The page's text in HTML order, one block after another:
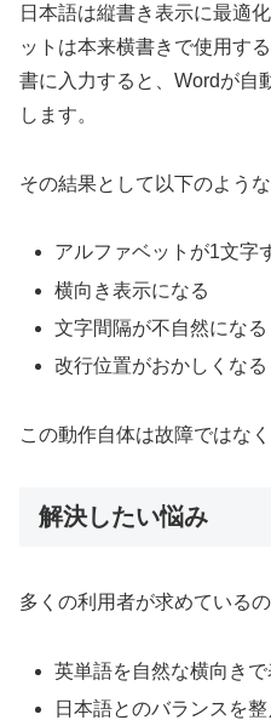
日本語は縦書き表示に最適
ットは本来横書きで使用す
書に入力すると、Wordが自
します。
その結果として以下のよう
アルファベットが1文字
横向き表示になる
文字間隔が不自然になる
改行位置がおかしくなる
この動作自体は故障ではな
解決したい悩み
多くの利用者が求めている
英単語を自然な横向き
日本語とのバランスを